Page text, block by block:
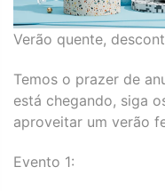
Verão quente,
Temos o prazer de
está chegando, siga
aproveitar um verão
Evento 1: